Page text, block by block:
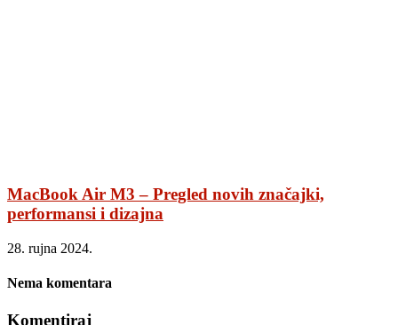
MacBook Air M3 – Pregled novih značajki,
performansi i dizajna
28. rujna 2024.
Nema komentara
Komentiraj